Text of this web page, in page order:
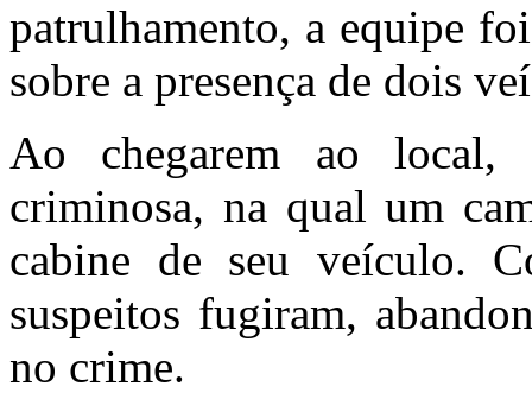
patrulhamento, a equipe
sobre a presença de dois
Ao chegarem ao local,
criminosa, na qual um
cabine de seu veículo.
suspeitos fugiram,
no crime.